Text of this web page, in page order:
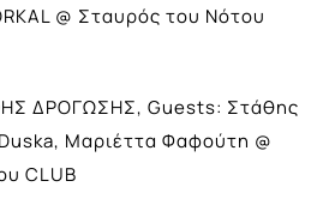
@ Σταυρός του Νότου
ΔΡΟΓΩΣΗΣ, Guests: Στάθης
Μαριέττα Φαφούτη @
CLUB